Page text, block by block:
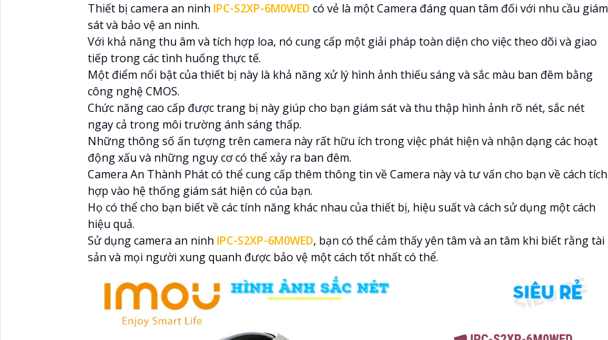
Thiết bị camera an ninh IPC-S2XP-6M0WED có vẻ là một Camera đáng quan tâm đối với nhu cầu giám
sát và bảo vệ an ninh.
Với khả năng thu âm và tích hợp loa, nó cung cấp một giải pháp toàn diện cho việc theo dõi và giao
tiếp trong các tình huống thực tế.
Một điểm nổi bật của thiết bị này là khả năng xử lý hình ảnh thiếu sáng và sắc màu ban đêm bằng
công nghệ CMOS.
Chức năng cao cấp được trang bị này giúp cho bạn giám sát và thu thập hình ảnh rõ nét, sắc nét
ngay cả trong môi trường ánh sáng thấp.
Những thông số ấn tượng trên camera này rất hữu ích trong việc phát hiện và nhận dạng các hoạt
động xấu và những nguy cơ có thể xảy ra ban đêm.
Camera An Thành Phát có thể cung cấp thêm thông tin về Camera này và tư vấn cho bạn về cách tích
hợp vào hệ thống giám sát hiện có của bạn.
Họ có thể cho bạn biết về các tính năng khác nhau của thiết bị, hiệu suất và cách sử dụng một cách
hiệu quả.
Sử dụng camera an ninh IPC-S2XP-6M0WED, bạn có thể cảm thấy yên tâm và an tâm khi biết rằng tài
sản và mọi người xung quanh được bảo vệ một cách tốt nhất có thể.